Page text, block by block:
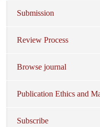
Submission
Review Process
Browse journal
Publication Ethics and
Subscribe